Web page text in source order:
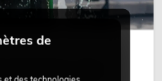
d'extérieur : des
de